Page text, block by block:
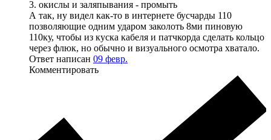
3. окислы и заляпывания - промыть
А так, ну видел как-то в интернете бусчарды 110
позволяющие одним ударом заколоть 8ми пиновую
110ку, чтобы из куска кабеля и патчкорда сделать кольцо
через флюк, но обычно и визуального осмотра хватало.
Ответ написан 09 февр.
Комментировать